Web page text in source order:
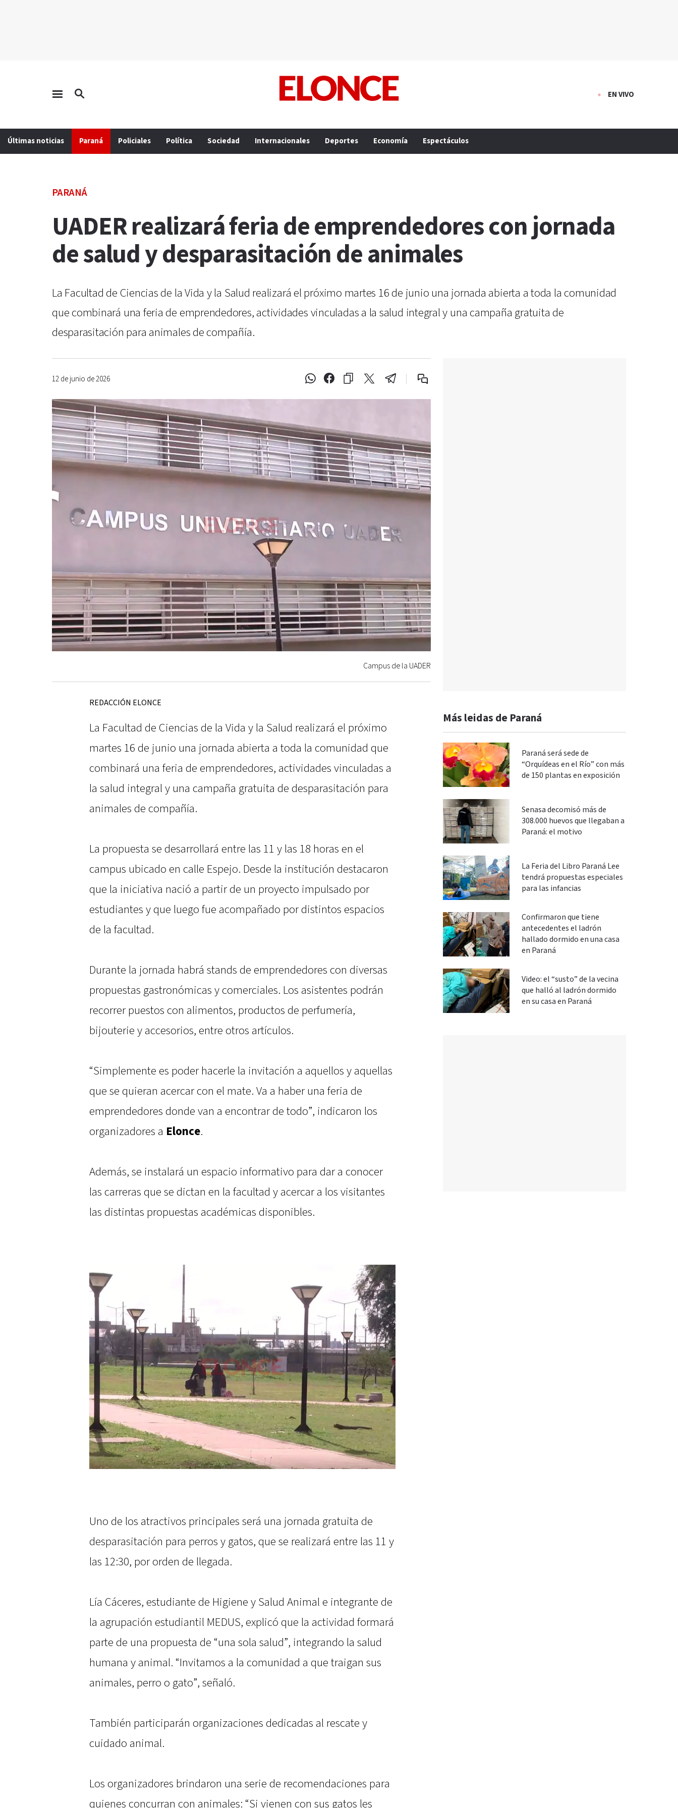
EN VIVO
Últimas noticias Paraná Policiales Política Sociedad Internacionales Deportes Economía Espectáculos
PARANÁ
UADER realizará feria de emprendedores con jornada
de salud y desparasitación de animales
La Facultad de Ciencias de la Vida y la Salud realizará el próximo martes 16 de junio una jornada abierta a toda la comunidad
que combinará una feria de emprendedores, actividades vinculadas a la salud integral y una campaña gratuita de
desparasitación para animales de compañía.
12 de junio de 2026
Campus de la UADER
REDACCIÓN ELONCE
La Facultad de Ciencias de la Vida y la Salud realizará el próximo
martes 16 de junio una jornada abierta a toda la comunidad que
combinará una feria de emprendedores, actividades vinculadas a
la salud integral y una campaña gratuita de desparasitación para
animales de compañía.
La propuesta se desarrollará entre las 11 y las 18 horas en el
campus ubicado en calle Espejo. Desde la institución destacaron
que la iniciativa nació a partir de un proyecto impulsado por
estudiantes y que luego fue acompañado por distintos espacios
de la facultad.
Durante la jornada habrá stands de emprendedores con diversas
propuestas gastronómicas y comerciales. Los asistentes podrán
recorrer puestos con alimentos, productos de perfumería,
bijouterie y accesorios, entre otros artículos.
“Simplemente es poder hacerle la invitación a aquellos y aquellas
que se quieran acercar con el mate. Va a haber una feria de
emprendedores donde van a encontrar de todo”, indicaron los
organizadores a Elonce.
Además, se instalará un espacio informativo para dar a conocer
las carreras que se dictan en la facultad y acercar a los visitantes
las distintas propuestas académicas disponibles.
Uno de los atractivos principales será una jornada gratuita de
desparasitación para perros y gatos, que se realizará entre las 11 y
las 12:30, por orden de llegada.
Lía Cáceres, estudiante de Higiene y Salud Animal e integrante de
la agrupación estudiantil MEDUS, explicó que la actividad formará
parte de una propuesta de “una sola salud”, integrando la salud
humana y animal. “Invitamos a la comunidad a que traigan sus
animales, perro o gato”, señaló.
También participarán organizaciones dedicadas al rescate y
cuidado animal.
Los organizadores brindaron una serie de recomendaciones para
quienes concurran con animales: “Si vienen con sus gatos les
Más leidas de Paraná
Paraná será sede de
“Orquídeas en el Río” con más
de 150 plantas en exposición
Senasa decomisó más de
308.000 huevos que llegaban a
Paraná: el motivo
La Feria del Libro Paraná Lee
tendrá propuestas especiales
para las infancias
Confirmaron que tiene
antecedentes el ladrón
hallado dormido en una casa
en Paraná
Video: el “susto” de la vecina
que halló al ladrón dormido
en su casa en Paraná